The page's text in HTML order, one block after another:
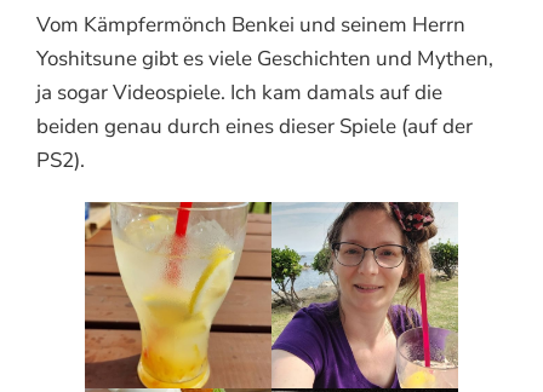
Vom Kämpfermönch Benkei und seinem Herrn
Yoshitsune gibt es viele Geschichten und Mythen,
ja sogar Videospiele. Ich kam damals auf die
beiden genau durch eines dieser Spiele (auf der
PS2).